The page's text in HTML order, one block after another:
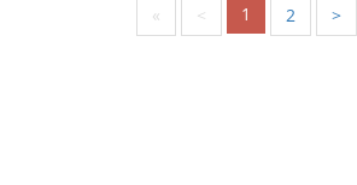
« < 1 2 >